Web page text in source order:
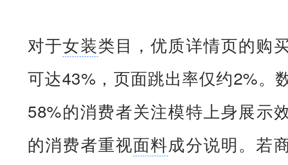
对于女装类目，优质详情页的购
可达43%，页面跳出率仅约2%。
58%的消费者关注模特上身展示
的消费者重视面料成分说明。若